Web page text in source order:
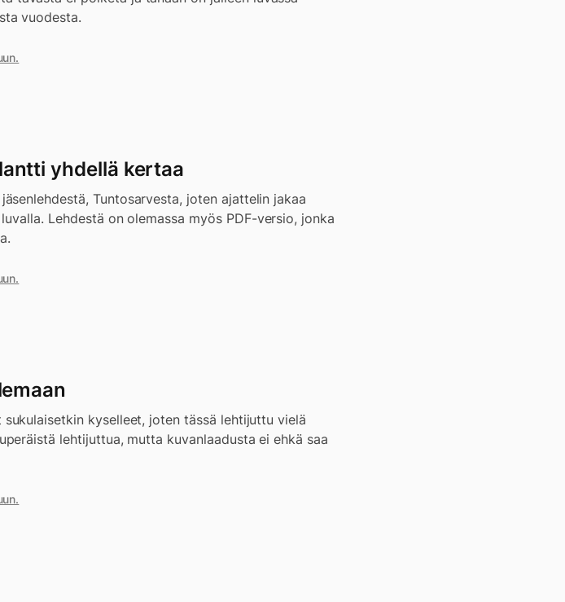
vuodesta.
yhdellä kertaa
Tuntosarvesta, joten ajattelin jakaa
Lehdestä on olemassa myös PDF-versio, jonka
kyselleet, joten tässä lehtijuttu vielä
lehtijuttua, mutta kuvanlaadusta ei ehkä saa